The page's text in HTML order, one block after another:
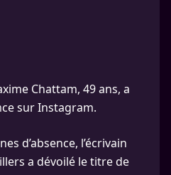
Chattam, 49 ans, a
sur Instagram.
d’absence, l’écrivain
a dévoilé le titre de